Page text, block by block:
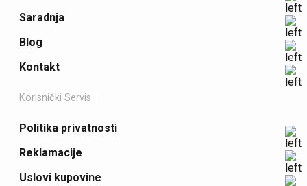
Saradnja
Blog
Kontakt
Korisnički Servis
Politika privatnosti
Reklamacije
Uslovi kupovine